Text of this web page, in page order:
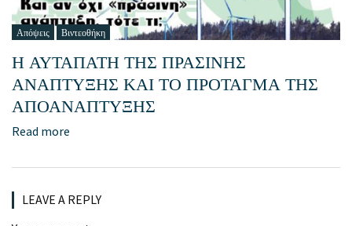
Απόψεις Βιντεοθήκη
Η ΑΥΤΑΠΑΤΗ ΤΗΣ ΠΡΑΣΙΝΗΣ
ΑΝΑΠΤΥΞΗΣ ΚΑΙ ΤΟ ΠΡΟΤΑΓΜΑ ΤΗΣ
ΑΠΟΑΝΑΠΤΥΞΗΣ
Read more
LEAVE A REPLY